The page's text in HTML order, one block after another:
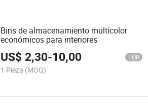
Bins de almacenamiento multicolor
económicos para interiores
US$2,30-10,00 FOB
1 Pieza (MOQ)